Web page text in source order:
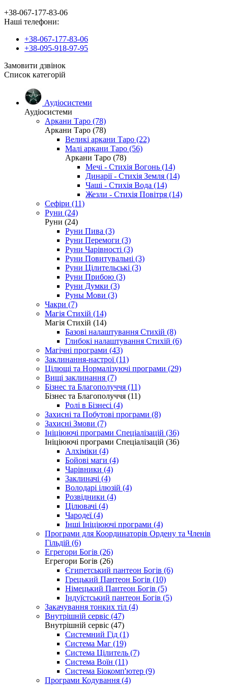
+38-067-177-83-06
Наші телефони:
+38-067-177-83-06
+38-095-918-97-95
Замовити дзвінок
Список категорій
Аудіосистеми
Аудіосистеми
Аркани Таро (78)
Аркани Таро (78)
Великі аркани Таро (22)
Малі аркани Таро (56)
Аркани Таро (78)
Мечі - Стихія Вогонь (14)
Динарії - Стихія Земля (14)
Чаші - Стихія Вода (14)
Жезли - Стихія Повітря (14)
Сефіри (11)
Руни (24)
Руни (24)
Руни Пива (3)
Руни Перемоги (3)
Руни Чарівності (3)
Руни Повитувальні (3)
Руни Цілительські (3)
Руни Прибою (3)
Руни Думки (3)
Руны Мови (3)
Чакри (7)
Магія Стихій (14)
Магія Стихій (14)
Базові налаштування Стихій (8)
Глибокі налаштування Стихій (6)
Магічні програми (43)
Заклинання-настрої (11)
Цілющі та Нормалізуючі програми (29)
Вищі заклинання (7)
Бізнес та Благополуччя (11)
Бізнес та Благополуччя (11)
Ролі в Бізнесі (4)
Захисні та Побутові програми (8)
Захисні Змови (7)
Ініціюючі програми Спеціалізацій (36)
Ініціюючі програми Спеціалізацій (36)
Алхіміки (4)
Бойові маги (4)
Чарівники (4)
Заклиначі (4)
Володарі ілюзій (4)
Розвідники (4)
Цілювачі (4)
Чародеї (4)
Інші Ініціюючі програми (4)
Програми для Координаторів Ордену та Членів
Гільдій (6)
Егрегори Богів (26)
Егрегори Богів (26)
Єгипетський пантеон Богів (6)
Грецький Пантеон Богів (10)
Німецький Пантеон Богів (5)
Індуїстський пантеон Богів (5)
Закачування тонких тіл (4)
Внутрішній сервіс (47)
Внутрішній сервіс (47)
Системний Гід (1)
Система Маг (19)
Система Цілитель (7)
Система Воїн (11)
Система Біокомп'ютер (9)
Програми Кодування (4)